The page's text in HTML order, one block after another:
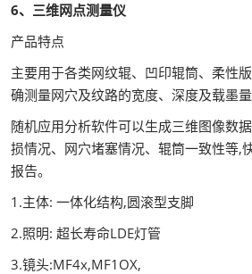
6、三维网点测量仪
产品特点
主要用于各类网纹辊、凹印辊筒、柔性
确测量网穴及纹路的宽度、深度及载墨量
随机应用分析软件可以生成三维图像数
损情况、网穴堵塞情况、辊筒一致性等,
报告。
1.主体: 一体化结构,圆滚型支脚
2.照明: 超长寿命LDE灯管
3.镜头:MF4x,MF1OX,